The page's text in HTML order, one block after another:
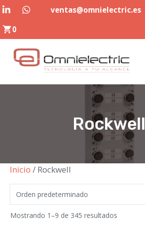
Saltar
contenido
ventas@omnielectric.es
0
Rockwell
Inicio / Rockwell
Mostrando 1–9 de 345 resultados